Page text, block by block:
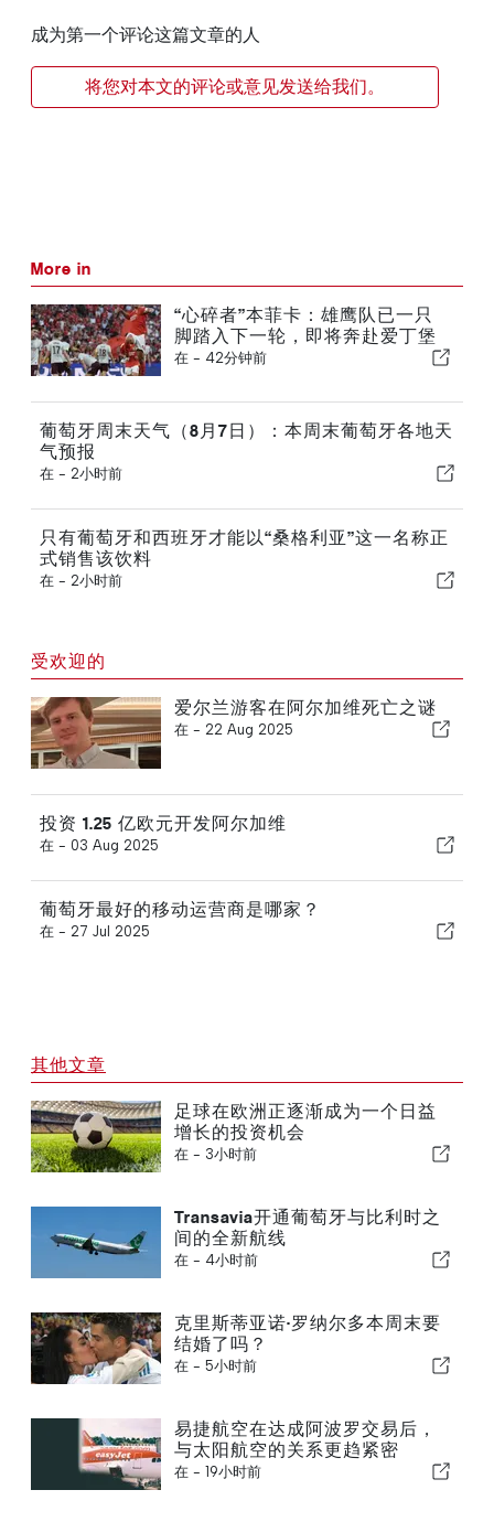
成为第一个评论这篇文章的人
将您对本文的评论或意见发送给我们。
More in
“心碎者”本菲卡：雄鹰队已一只
脚踏入下一轮，即将奔赴爱丁堡
在 - 42分钟前
葡萄牙周末天气（8月7日）：本周末葡萄牙各地天
气预报
在 - 2小时前
只有葡萄牙和西班牙才能以“桑格利亚”这一名称正
式销售该饮料
在 - 2小时前
受欢迎的
爱尔兰游客在阿尔加维死亡之谜
在 - 22 Aug 2025
投资 1.25 亿欧元开发阿尔加维
在 - 03 Aug 2025
葡萄牙最好的移动运营商是哪家？
在 - 27 Jul 2025
其他文章
足球在欧洲正逐渐成为一个日益
增长的投资机会
在 - 3小时前
Transavia开通葡萄牙与比利时之
间的全新航线
在 - 4小时前
克里斯蒂亚诺·罗纳尔多本周末要
结婚了吗？
在 - 5小时前
易捷航空在达成阿波罗交易后，
与太阳航空的关系更趋紧密
在 - 19小时前